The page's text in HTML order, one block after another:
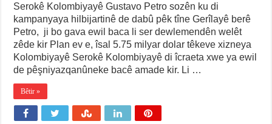
Serokê Kolombiyayê Gustavo Petro sozên ku di
kampanyaya hilbijartinê de dabû pêk tîne Gerîlayê berê
Petro, ji bo gava ewil baca li ser dewlemendên welêt
zêde kir Plan ev e, îsal 5.75 milyar dolar têkeve xizneya
Kolombiyayê Serokê Kolombiyayê di îcraeta xwe ya ewil
de pêşniyazqanûneke bacê amade kir. Li …
Bêtir »